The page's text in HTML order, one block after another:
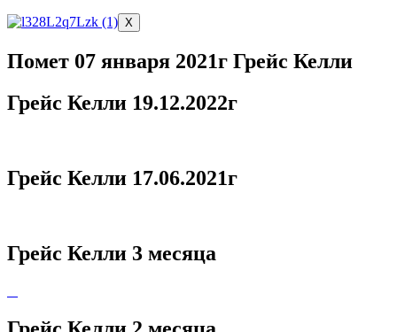
X
Помет 07 января 2021г Грейс Келли
Грейс Келли 19.12.2022г
Грейс Келли 17.06.2021г
Грейс Келли 3 месяца